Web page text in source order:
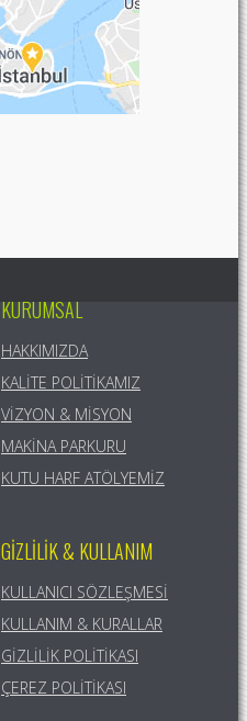
KURUMSAL
HAKKIMIZDA
KALITE POLITIKAMIZ
VIZYON & MISYON
MAKINA PARKURU
KUTU HARF ATÖLYEMIZ
GIZLILIK & KULLANIM
KULLANICI SÖZLEŞMESI
KULLANIM & KURALLAR
GIZLILIK POLITIKASI
ÇEREZ POLITIKASI